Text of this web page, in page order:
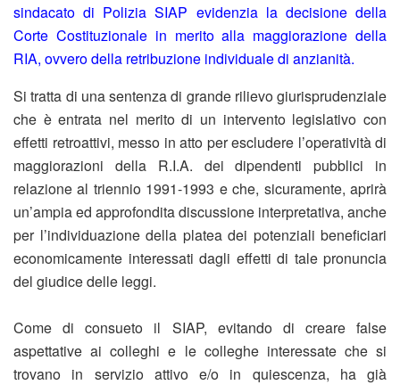
sindacato di Polizia SIAP evidenzia la decisione della
Corte Costituzionale in merito alla maggiorazione della
RIA, ovvero della retribuzione individuale di anzianità.
Si tratta di una sentenza di grande rilievo giurisprudenziale
che è entrata nel merito di un intervento legislativo con
effetti retroattivi, messo in atto per escludere l’operatività di
maggiorazioni della R.I.A. dei dipendenti pubblici in
relazione al triennio 1991-1993 e che, sicuramente, aprirà
un’ampia ed approfondita discussione interpretativa, anche
per l’individuazione della platea dei potenziali beneficiari
economicamente interessati dagli effetti di tale pronuncia
del giudice delle leggi.
Come di consueto il SIAP, evitando di creare false
aspettative ai colleghi e le colleghe interessate che si
trovano in servizio attivo e/o in quiescenza, ha già